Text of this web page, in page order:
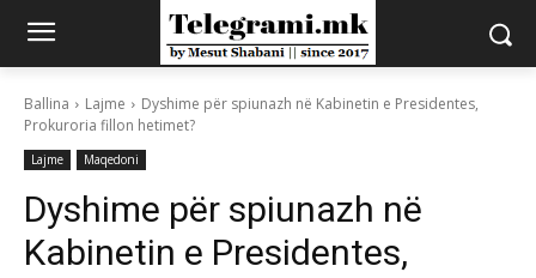
Ballina Lajme
Dyshime për spiunazh në Kabinetin e Presidentes,
Prokuroria fillon hetimet?
Lajme Maqedoni
Dyshime për spiunazh në
Kabinetin e Presidentes,